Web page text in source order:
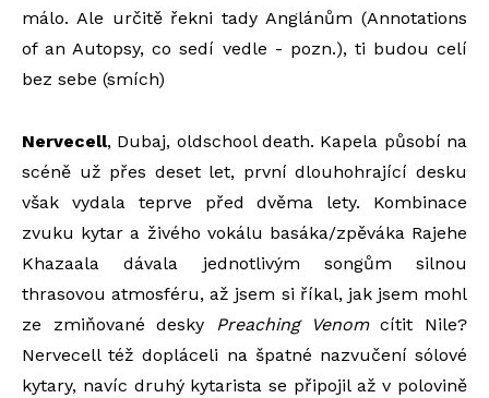
málo. Ale určitě řekni tady Anglánům (Annotations
of an Autopsy, co sedí vedle - pozn.), ti budou celí
bez sebe (smích)
Nervecell, Dubaj, oldschool death. Kapela působí na
scéně už přes deset let, první dlouhohrající desku
však vydala teprve před dvěma lety. Kombinace
zvuku kytar a živého vokálu basáka/zpěváka Rajehe
Khazaala dávala jednotlivým songům silnou
thrasovou atmosféru, až jsem si říkal, jak jsem mohl
ze zmiňované desky Preaching Venomcítit Nile?
Nervecell též dopláceli na špatné nazvučení sólové
kytary, navíc druhý kytarista se připojil až v polovině